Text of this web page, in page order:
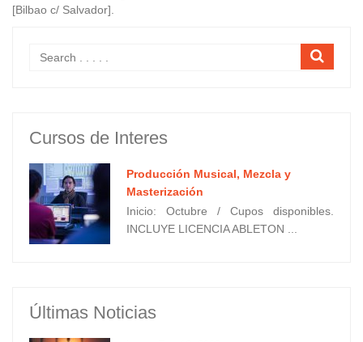
[Bilbao c/ Salvador].
Cursos de Interes
Producción Musical, Mezcla y
Masterización
Inicio: Octubre / Cupos disponibles.
INCLUYE LICENCIA ABLETON ...
Últimas Noticias